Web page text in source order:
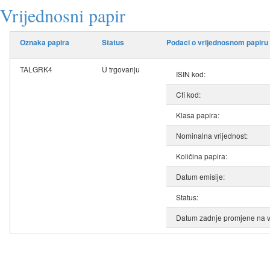
Vrijednosni papir
Oznaka papira Status Podaci o vrijednosnom papiru
TALGRK4 U trgovanju
ISIN kod:
Cfi kod:
Klasa papira:
Nominalna vrijednost:
Količina papira:
Datum emisije:
Status:
Datum zadnje promjene na